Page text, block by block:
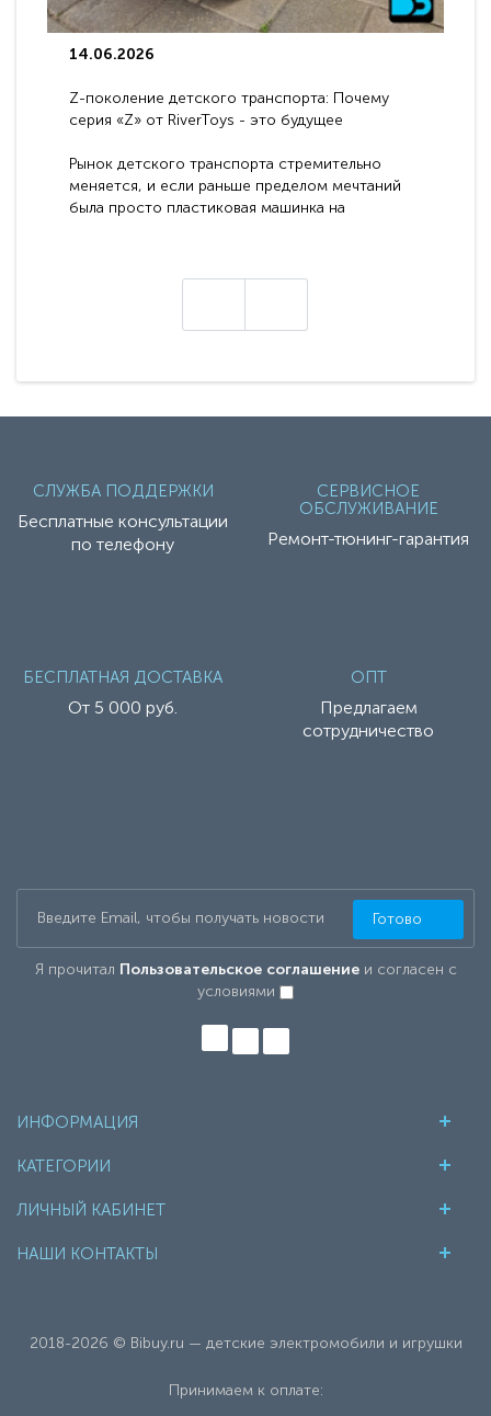
14.06.2026
Z-поколение детского транспорта: Почему
серия «Z» от RiverToys - это будущее
Рынок детского транспорта стремительно
меняется, и если раньше пределом мечтаний
была просто пластиковая машинка на
СЛУЖБА ПОДДЕРЖКИ
Бесплатные консультации
по телефону
СЕРВИСНОЕ
ОБСЛУЖИВАНИЕ
Ремонт-тюнинг-гарантия
БЕСПЛАТНАЯ ДОСТАВКА
От 5 000 руб.
ОПТ
Предлагаем
сотрудничество
Я прочитал Пользовательское соглашениеи согласен с
условиями
Готово
ИНФОРМАЦИЯ
КАТЕГОРИИ
ЛИЧНЫЙ КАБИНЕТ
НАШИ КОНТАКТЫ
2018-2026 © Bibuy.ru — детские электромобили и игрушки
Принимаем к оплате: